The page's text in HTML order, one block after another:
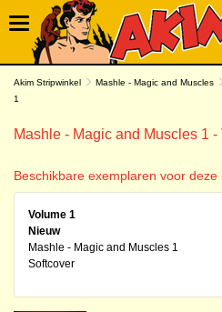
Akim Stripwinkel Mashle - Magic and Muscles
1
Mashle - Magic and Muscles 1 -
Beschikbare exemplaren voor deze
Volume 1
Nieuw
Mashle - Magic and Muscles 1
Softcover